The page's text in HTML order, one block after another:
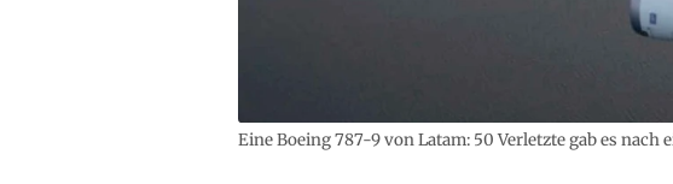
Eine Boeing 787-9 von Latam: 50 Verletzte gab es nach